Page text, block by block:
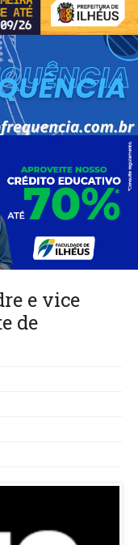
e vice
de